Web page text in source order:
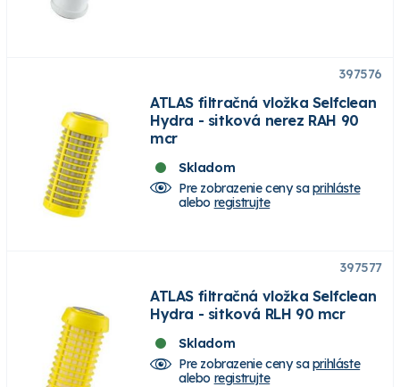
397576
ATLAS filtračná vložka Selfclean
Hydra - sitková nerez RAH 90
mcr
Skladom
Pre zobrazenie ceny saprihláste
alebo registrujte
397577
ATLAS filtračná vložka Selfclean
Hydra - sitková RLH 90 mcr
Skladom
Pre zobrazenie ceny saprihláste
alebo registrujte